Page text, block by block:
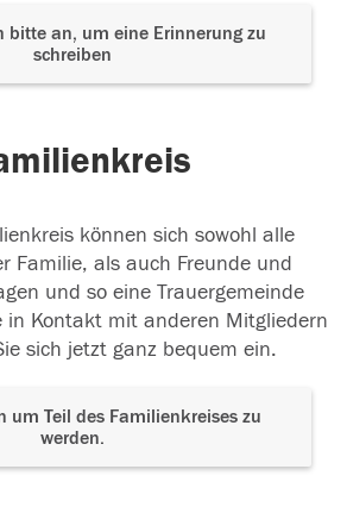
bitte an, um eine Erinnerung zu
schreiben
können sich sowohl alle
Familie, als auch Freunde und
und so eine Trauergemeinde
in Kontakt mit anderen Mitgliedern
sich jetzt ganz bequem ein.
um Teil des Familienkreises zu
werden.